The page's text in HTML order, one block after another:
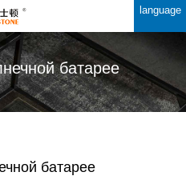
language
батарее
батарее